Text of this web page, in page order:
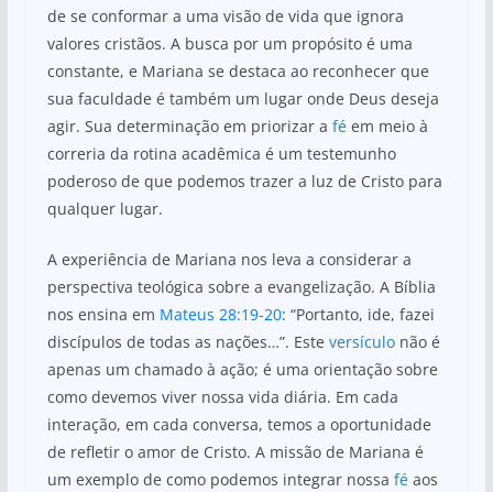
de se conformar a uma visão de vida que ignora
valores cristãos. A busca por um propósito é uma
constante, e Mariana se destaca ao reconhecer que
sua faculdade é também um lugar onde Deus deseja
agir. Sua determinação em priorizar a féem meio à
correria da rotina acadêmica é um testemunho
poderoso de que podemos trazer a luz de Cristo para
qualquer lugar.
A experiência de Mariana nos leva a considerar a
perspectiva teológica sobre a evangelização. A Bíblia
nos ensina em Mateus 28:19-20: “Portanto, ide, fazei
discípulos de todas as nações…”. Este versículonão é
apenas um chamado à ação; é uma orientação sobre
como devemos viver nossa vida diária. Em cada
interação, em cada conversa, temos a oportunidade
de refletir o amor de Cristo. A missão de Mariana é
um exemplo de como podemos integrar nossa féaos